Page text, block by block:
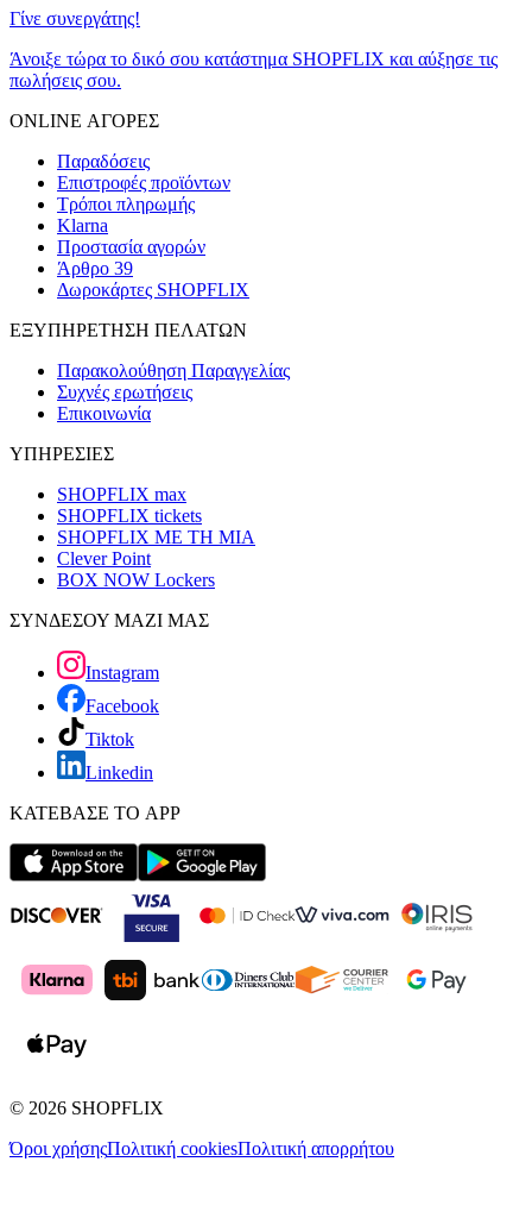
Γίνε συνεργάτης!
Άνοιξε τώρα το δικό σου κατάστημα SHOPFLIX και αύξησε τις
πωλήσεις σου.
ONLINE ΑΓΟΡΕΣ
Παραδόσεις
Επιστροφές προϊόντων
Τρόποι πληρωμής
Klarna
Προστασία αγορών
Άρθρο 39
Δωροκάρτες SHOPFLIX
ΕΞΥΠΗΡΕΤΗΣΗ ΠΕΛΑΤΩΝ
Παρακολούθηση Παραγγελίας
Συχνές ερωτήσεις
Επικοινωνία
ΥΠΗΡΕΣΙΕΣ
SHOPFLIX max
SHOPFLIX tickets
SHOPFLIX ΜΕ ΤΗ ΜΙΑ
Clever Point
BOX NOW Lockers
ΣΥΝΔΕΣΟΥ ΜΑΖΙ ΜΑΣ
Instagram
Facebook
Tiktok
Linkedin
ΚΑΤΕΒΑΣΕ ΤΟ APP
© 2026 SHOPFLIX
Όροι χρήσηςΠολιτική cookiesΠολιτική απορρήτου